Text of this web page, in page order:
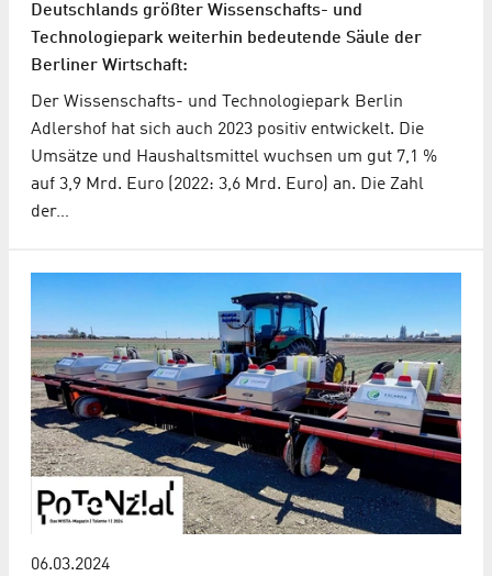
Deutschlands größter Wissenschafts- und
Technologiepark weiterhin bedeutende Säule der
Berliner Wirtschaft:
Der Wissenschafts- und Technologiepark Berlin
Adlershof hat sich auch 2023 positiv entwickelt. Die
Umsätze und Haushaltsmittel wuchsen um gut 7,1 %
auf 3,9 Mrd. Euro (2022: 3,6 Mrd. Euro) an. Die Zahl
der…
06.03.2024